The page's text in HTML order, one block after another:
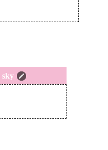
sky
feira, fevereiro 27, 2023